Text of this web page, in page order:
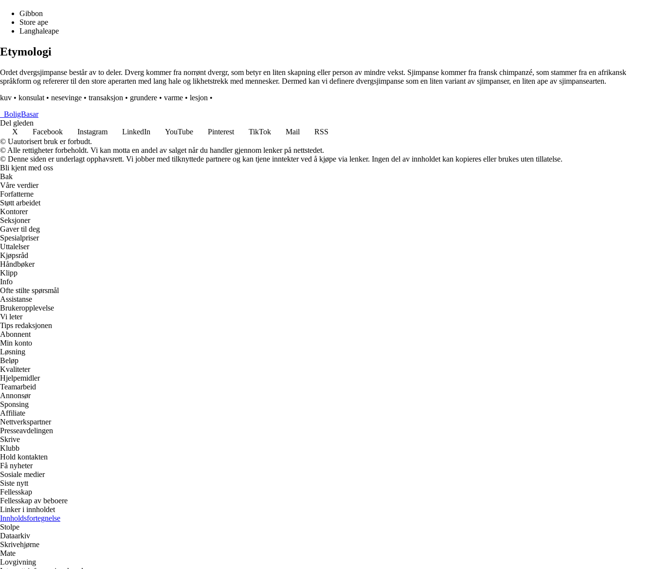
Gibbon
Store ape
Langhaleape
Etymologi
Ordet dvergsjimpanse består av to deler. Dverg kommer fra norrønt dvergr, som betyr en liten skapning eller person av mindre vekst. Sjimpanse kommer fra fransk chimpanzé, som stammer fra en afrikansk
språkform og refererer til den store aperarten med lang hale og likhetstrekk med mennesker. Dermed kan vi definere dvergsjimpanse som en liten variant av sjimpanser, en liten ape av sjimpansearten.
kuv • konsulat • nesevinge • transaksjon • grundere • varme • lesjon •
BoligBasar
Del gleden
X
Facebook Instagram LinkedIn YouTube Pinterest TikTok Mail
RSS
© Uautorisert bruk er forbudt.
© Alle rettigheter forbeholdt. Vi kan motta en andel av salget når du handler gjennom lenker på nettstedet.
© Denne siden er underlagt opphavsrett. Vi jobber med tilknyttede partnere og kan tjene inntekter ved å kjøpe via lenker. Ingen del av innholdet kan kopieres eller brukes uten tillatelse.
Bli kjent med oss
Bak
Våre verdier
Forfatterne
Støtt arbeidet
Kontorer
Seksjoner
Gaver til deg
Spesialpriser
Uttalelser
Kjøpsråd
Håndbøker
Klipp
Info
Ofte stilte spørsmål
Assistanse
Brukeropplevelse
Vi leter
Tips redaksjonen
Abonnent
Min konto
Løsning
Beløp
Kvaliteter
Hjelpemidler
Teamarbeid
Annonsør
Sponsing
Affiliate
Nettverkspartner
Presseavdelingen
Skrive
Klubb
Hold kontakten
Få nyheter
Sosiale medier
Siste nytt
Fellesskap
Fellesskap av beboere
Linker i innholdet
Innholdsfortegnelse
Stolpe
Dataarkiv
Skrivehjørne
Mate
Lovgivning